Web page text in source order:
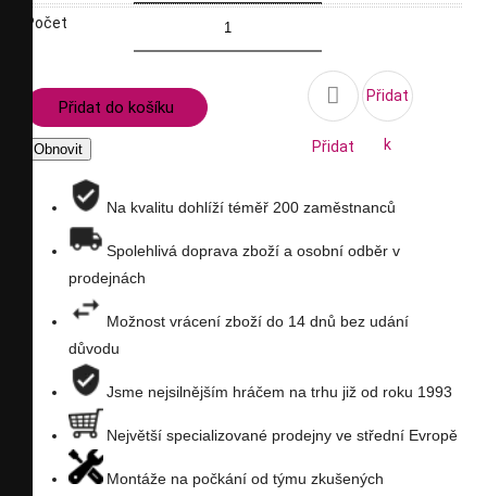
Počet
Přidat do košíku 
Přidat
seznam
Přidat
k
Na kvalitu dohlíží téměř 200 zaměstnanců
Spolehlivá doprava zboží a osobní odběr v
prodejnách
Možnost vrácení zboží do 14 dnů bez udání
důvodu
Jsme nejsilnějším hráčem na trhu již od roku 1993
Největší specializované prodejny ve střední Evropě
Montáže na počkání od týmu zkušených